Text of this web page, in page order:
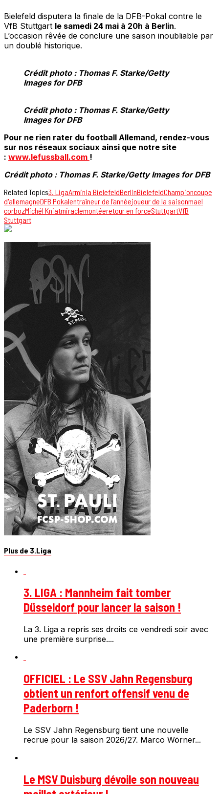
Bielefeld disputera la finale de la DFB-Pokal contre le
VfB Stuttgart le samedi 24 mai à 20h à Berlin.
L’occasion rêvée de conclure une saison inoubliable par
un doublé historique.
Crédit photo : Thomas F. Starke/Getty
Images for DFB
Crédit photo : Thomas F. Starke/Getty
Images for DFB
Pour ne rien rater du football Allemand, rendez-vous
sur nos réseaux sociaux ainsi que notre site
: www.lefussball.com !
Crédit photo : Thomas F. Starke/Getty Images for DFB
Related Topics3. LigaArminia BielefeldBerlinBielefeldChampioncoupe
d'allemagneDFB Pokalentraîneur de l’annéejoueur de la saisonmael
corbozMichél Kniatmiraclemontéeretour en forceStuttgartVfB
Stuttgart
Plus de 3.Liga
3. LIGA : Mannheim fait tomber
Düsseldorf pour lancer la saison !
La 3. Liga a repris ses droits ce vendredi soir avec
une première surprise....
OFFICIEL : Le SSV Jahn Regensburg
obtient un renfort offensif venu de
Paderborn !
Le SSV Jahn Regensburg tient une nouvelle
recrue pour la saison 2026/27. Marco Wörner...
Le MSV Duisburg dévoile son nouveau